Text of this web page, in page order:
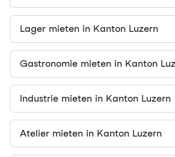
Lager mieten in Kanton Luzern
Gastronomie mieten in Kanton
Industrie mieten in Kanton Luzern
Atelier mieten in Kanton Luzern